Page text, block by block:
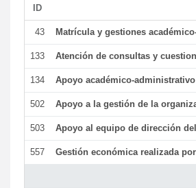
ID
43 Matrícula y gestiones
133 Atención de consultas y
134 Apoyo académico-
502 Apoyo a la gestión de la
503 Apoyo al equipo de dirección
557 Gestión económica realizada